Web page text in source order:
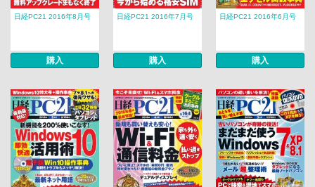
日経PC21 2016年8月号
購入
日経PC21 2016年7月号
購入
日経PC21 2016年6月号
購入